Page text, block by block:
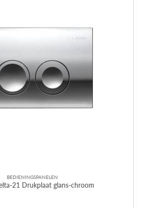
BEDIENINGSPANELEN
21 Drukplaat glans-chroom